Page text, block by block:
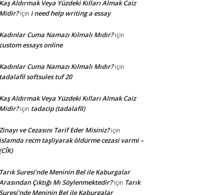
Aldırmak Veya Yüzdeki Kılları Almak Caiz
için i need help writing a essay
Cuma Namazı Kılmalı Mıdır?için
essays online
Cuma Namazı Kılmalı Mıdır?için
softsules tuf 20
Aldırmak Veya Yüzdeki Kılları Almak Caiz
için tadacip (tadalafil)
ve Cezasını Tarif Eder Misiniz?için
recm taşliyarak öldürme cezasi varmi –
Suresi’nde Meninin Bel ile Kaburgalar
Çıktığı Mı Söylenmektedir?için Tarık
Meninin Bel ile Kaburgalar